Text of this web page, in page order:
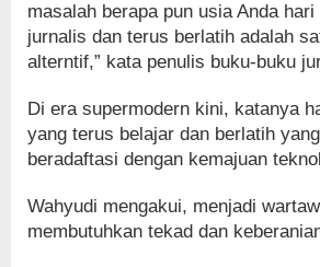
masalah berapa pun usia Anda
jurnalis dan terus berlatih adalah
alterntif,” kata penulis buku-buku
Di era supermodern kini, katanya
yang terus belajar dan berlatih
beradaftasi dengan kemajuan
Wahyudi mengakui, menjadi
membutuhkan tekad dan